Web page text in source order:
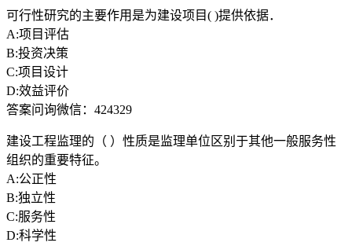
可行性研究的主要作用是为建设项目( )提供依据．
A:项目评估
B:投资决策
C:项目设计
D:效益评价
答案问询微信：424329
建设工程监理的（ ）性质是监理单位区别于其他一般服务性
组织的重要特征。
A:公正性
B:独立性
C:服务性
D:科学性